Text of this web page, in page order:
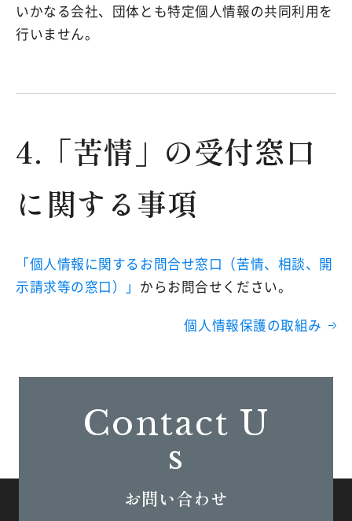
いかなる会社、団体とも特定個人情報の共同利用を
行いません。
4.「苦情」の受付窓口
に関する事項
「個人情報に関するお問合せ窓口（苦情、相談、開
示請求等の窓口）」 からお問合せください。
個人情報保護の取組み
Contact U
s
お問い合わせ